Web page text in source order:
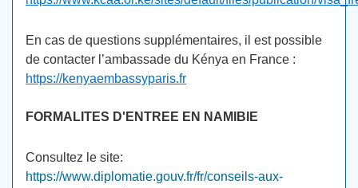
En cas de questions supplémentaires, il est possible
de contacter l’ambassade du Kénya en France :
https://kenyaembassyparis.fr
FORMALITES D'ENTREE EN NAMIBIE
Consultez le site:
https://www.diplomatie.gouv.fr/fr/conseils-aux-